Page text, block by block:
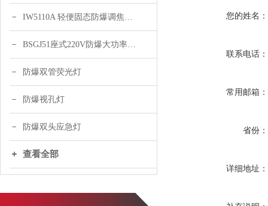
IW5110A 轻便固态防爆调焦头灯
BSGJ51座式220V防爆大功率声光报警器 绿色 黄色
防爆双管荧光灯
防爆视孔灯
防爆双头应急灯
查看全部
您的姓名：
联系电话：
常用邮箱：
省份：
详细地址：